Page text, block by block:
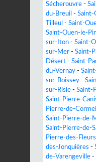
Sécherouvre -
du-Breuil - Saint-
Tilleul - Saint-
Saint-Ouen-le-
sur-Iton - Saint-
sur-Mer - Saint-
Désert - Saint-
du-Vernay -
sur-Boissey -
sur-Risle - Saint-
Saint-Pierre-
Pierre-de-
Saint-Pierre-de-
Saint-Pierre-de-
Pierre-des-Fleurs
des-Jonquières -
de-Varengeville -